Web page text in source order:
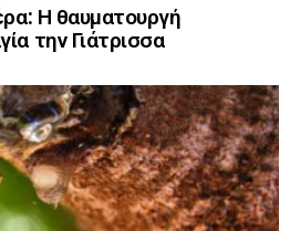
Η θαυματουργή
την Γιάτρισσα